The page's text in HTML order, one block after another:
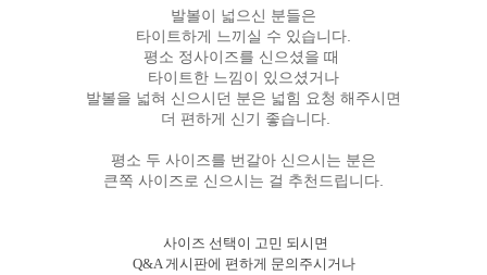
발볼이 넓으신 분들은
타이트하게 느끼실 수 있습니다.
평소 정사이즈를 신으셨을 때
타이트한 느낌이 있으셨거나
발볼을 넓혀 신으시던 분은 넓힘 요청 해주시면
더 편하게 신기 좋습니다.
평소 두 사이즈를 번갈아 신으시는 분은
큰쪽 사이즈로 신으시는 걸 추천드립니다.
사이즈 선택이 고민 되시면
Q&A 게시판에 편하게 문의주시거나